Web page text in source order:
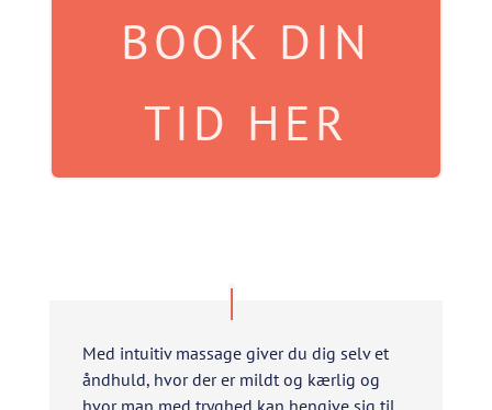
BOOK DIN
TID HER
Med intuitiv massage giver du dig selv et
åndhuld, hvor der er mildt og kærlig og